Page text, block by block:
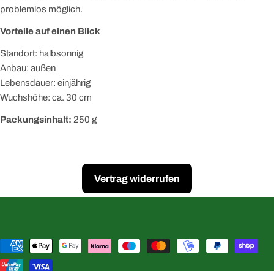
problemlos möglich.
Vorteile auf einen Blick
Standort: halbsonnig
Anbau: außen
Lebensdauer: einjährig
Wuchshöhe: ca. 30 cm
Packungsinhalt: 250 g
Vertrag widerrufen
Zahlungsmethoden